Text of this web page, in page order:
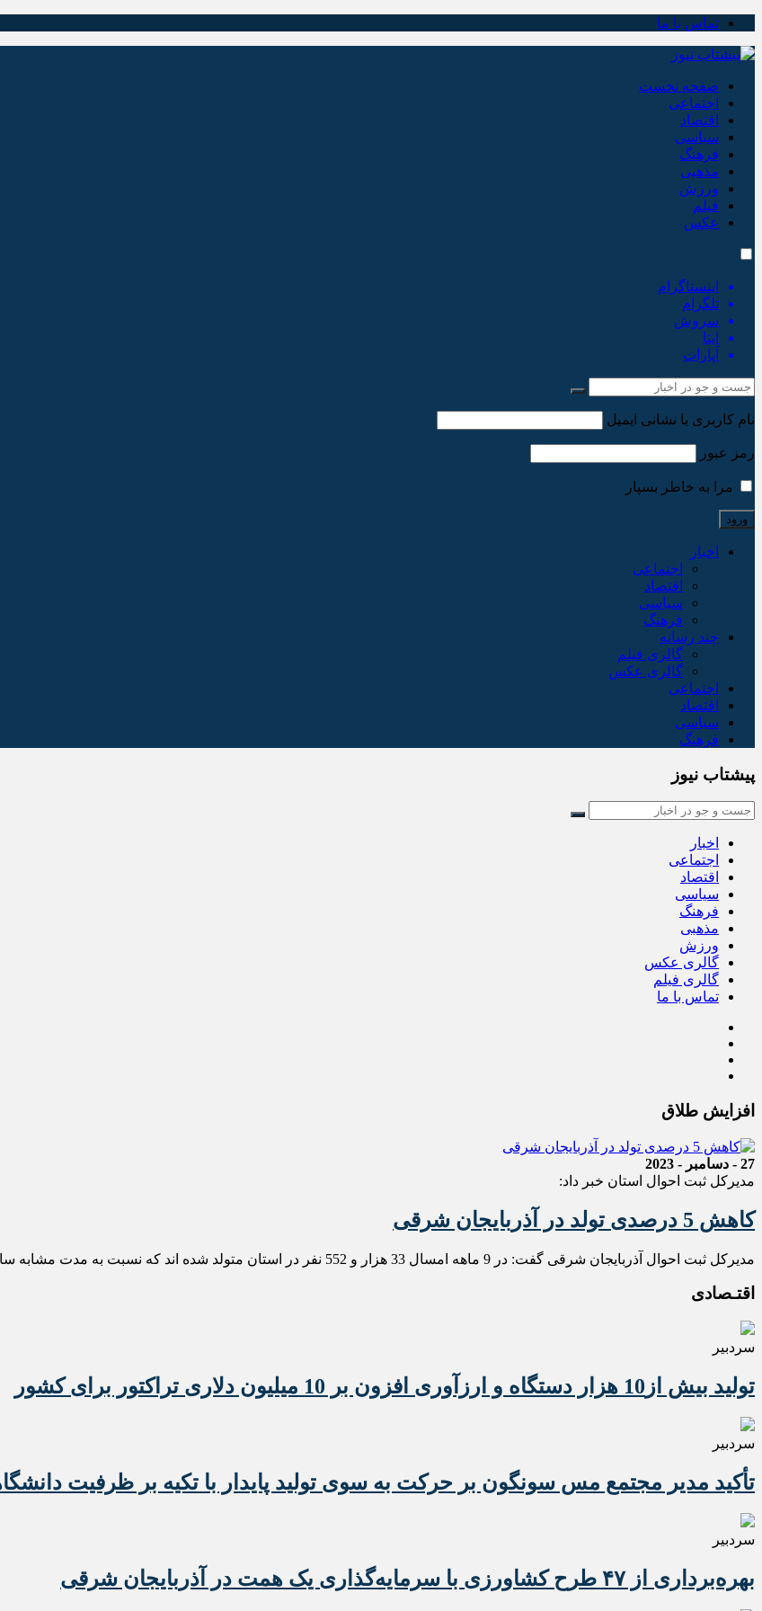
تماس با ما
صفحه نخست
اجتماعی
اقتصاد
سیاسی
فرهنگ
مذهبی
ورزش
فیلم
عکس
اینستاگرام
تلگرام
سروش
ایتا
آپارات
نام کاربری یا نشانی ایمیل
رمز عبور
مرا به خاطر بسپار
اخبار
اجتماعی
اقتصاد
سیاسی
فرهنگ
چند رسانه
گالری فیلم
گالری عکس
اجتماعی
اقتصاد
سیاسی
فرهنگ
پیشتاب نیوز
اخبار
اجتماعی
اقتصاد
سیاسی
فرهنگ
مذهبی
ورزش
گالری عکس
گالری فیلم
تماس با ما
افزایش طلاق
27 - دسامبر - 2023
مدیرکل ثبت احوال استان خبر داد:
کاهش 5 درصدی تولد در آذربایجان شرقی
مدیرکل ثبت احوال آذربایجان شرقی گفت: در 9 ماهه امسال 33 هزار و 552 نفر در استان متولد شده اند که نسبت به مدت مشابه سال گذشته 5 درصد کاهش داشته است.
اقتـصادی
سردبیر
تولید بیش از10 هزار دستگاه و ارزآوری افزون بر 10 میلیون دلاری تراکتور برای کشور
سردبیر
تأکید مدیر مجتمع مس سونگون بر حرکت به سوی تولید پایدار با تکیه بر ظرفیت
سردبیر
بهره‌برداری از ۴۷ طرح کشاورزی با سرمایه‌گذاری یک همت در آذربایجان شرقی